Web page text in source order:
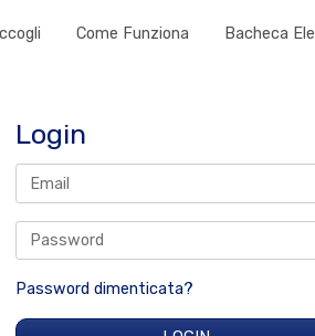
Come Funziona Bacheca
Login
Password dimenticata?